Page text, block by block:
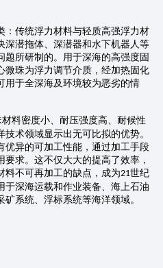
：传统浮力材料与轻质高强浮力材
深潜拖体、深潜器和水下机器人等
所研制的。用于深海的高强度固
微珠为浮力调节介质，经加热固化
用于全深海及环境较为恶劣的情
料密度小、耐压强度高、耐候性
术领域显示出无可比拟的优势。
优异的可加工性能，通过加工手段
求。这不仅大大的提高了效率，
料不可再加工的缺点，成为21世纪
于深海运载和作业装备、海上石油
系统、浮标系统等海洋领域。